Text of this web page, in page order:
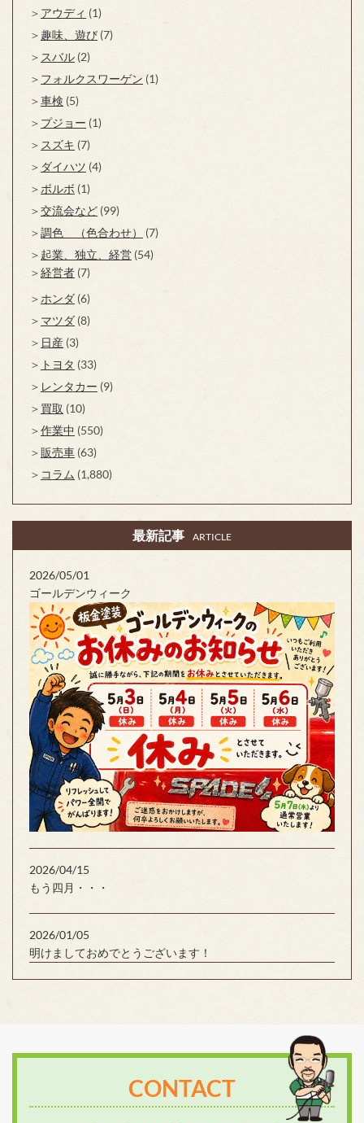
アウディ (1)
趣味、遊び (7)
スバル (2)
フォルクスワーゲン (1)
車検 (5)
プジョー (1)
スズキ (7)
ダイハツ (4)
ボルボ (1)
交流会など (99)
調色 （色合わせ）
(7)
起業、独立、経営 (54)
経営者 (7)
ホンダ (6)
マツダ (8)
日産 (3)
トヨタ (33)
レンタカー (9)
買取 (10)
作業中 (550)
販売車 (63)
コラム (1,880)
最新記事 ARTICLE
2026/05/01
ゴールデンウィーク
2026/04/15
もう四月・・・
2026/01/05
明けましておめでとうございます！
CONTACT